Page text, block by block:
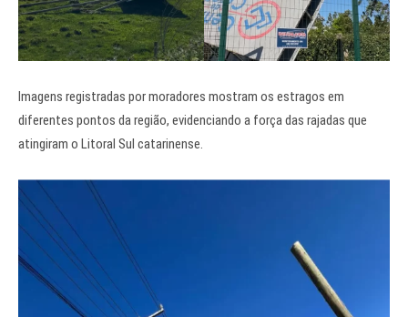
Imagens registradas por moradores mostram os estragos em
diferentes pontos da região, evidenciando a força das rajadas que
atingiram o Litoral Sul catarinense.